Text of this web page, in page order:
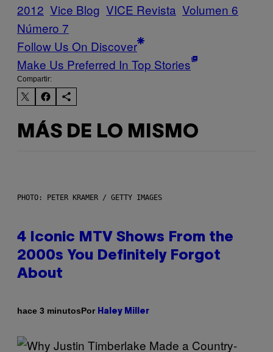
2012 Vice Blog VICE Revista Volumen 6
Número 7
Follow Us On Discover
Make Us Preferred In Top Stories
Compartir:
MÁS DE LO MISMO
PHOTO: PETER KRAMER / GETTY IMAGES
4 Iconic MTV Shows From the
2000s You Definitely Forgot
About
hace 3 minutosPor Haley Miller